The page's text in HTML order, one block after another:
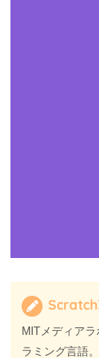
MITメディア
ラミング言語